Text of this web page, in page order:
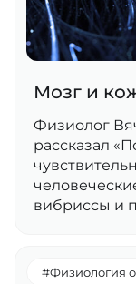
Мозг и
Физиолог
рассказал
вибриссы и
#Физиология